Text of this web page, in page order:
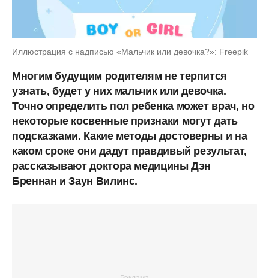
Иллюстрация с надписью «Мальчик или девочка?»: Freepik
Многим будущим родителям не терпится
узнать, будет у них мальчик или девочка.
Точно определить пол ребенка может врач, но
некоторые косвенные признаки могут дать
подсказками. Какие методы достоверны и на
каком сроке они дадут правдивый результат,
рассказывают доктора медицины Дэн
Бреннан и Заун Вилинс.